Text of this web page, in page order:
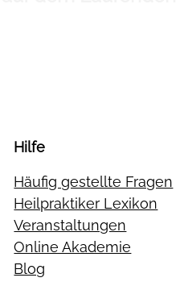
Hilfe
Häufig gestellte Fragen
Heilpraktiker Lexikon
Veranstaltungen
Online Akademie
Blog